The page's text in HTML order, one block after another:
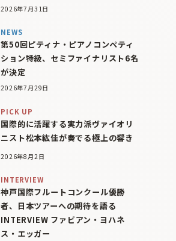
2026年7月31日
NEWS
第50回ピティナ・ピアノコンペティ
ション特級、セミファイナリスト6名
が決定
2026年7月29日
PICK UP
国際的に活躍する実力派ヴァイオリ
ニスト松本紘佳が奏でる極上の響き
2026年8月2日
INTERVIEW
神戸国際フルートコンクール優勝
者、日本ツアーへの期待を語る
INTERVIEW ファビアン・ヨハネ
ス・エッガー